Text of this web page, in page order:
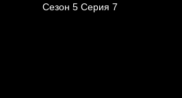
Сезон 5 Серия 7